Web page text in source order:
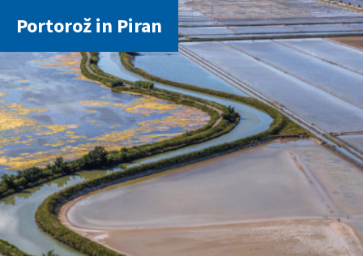
Portorož in Piran